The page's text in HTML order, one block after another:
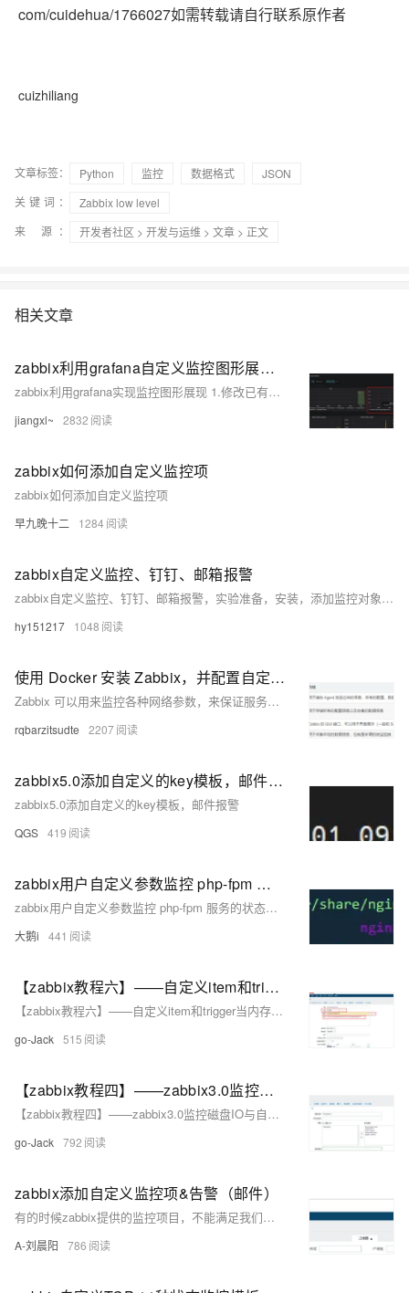
com/cuidehua/1766027如需转载请自行联系原作者
cuizhiliang
文章标签： Python 监控 数据格式
JSON
关键词：
Zabbix low level
来 源：
开发者社区 > 开发与运维 > 文章 > 正文
相关文章
zabbix利用grafana自定义监控图形展现（十一）
zabbix利用grafana实现监控图形展现 1.修改已有的system load监控图像 下面这张图是现在已经有的系统负载监控图，可以看到只有15分钟的负载并没有1分钟和5分钟的负载，我们现在修改一下图形，让他支持1分钟和5分钟的系统负载
jiangxl~ 2832
zabbix如何添加自定义监控项
zabbix如何添加自定义监控项
早九晚十二 1284
zabbix自定义监控、钉钉、邮箱报警
zabbix自定义监控、钉钉、邮箱报警，实验准备，安装，添加监控对象，添加自定义监控项，监控mariadb，监控NGINX，钉钉报警设置，邮件报警
hy151217 1048
使用 Docker 安装 Zabbix，并配置自定义监控项
Zabbix 可以用来监控各种网络参数，来保证服务器和系统的安全运行。并且 Zabbix 还提供了灵活的通知机制，以此来让系统管理员快速定位/解决存在的各种问题。是一个基于 Web 界面提供的分布式系统监控以及网络监控功能的企业级开源解决方案。
rqbarzitsudte 2207
zabbix5.0添加自定义的key模板，邮件报警
zabbix5.0添加自定义的key模板，邮件报警
QGS 419
zabbix用户自定义参数监控 php-fpm 服务的状态及导出模板和自定义参数
zabbix用户自定义参数监控 php-fpm 服务的状态及导出模板和自定义参数
大鹅i 441
【zabbix教程六】——自定义item和trigger当内存不足10%时触发报警
【zabbix教程六】——自定义item和trigger当内存不足10%时触发报警
go-Jack 515
【zabbix教程四】——zabbix3.0监控磁盘IO与自定义模板
【zabbix教程四】——zabbix3.0监控磁盘IO与自定义模板
go-Jack 792
zabbix添加自定义监控项&告警（邮件）
有的时候zabbix提供的监控项目，不能满足我们生产环境下的监控需求，此时我们就要按照zabbix的规范自定义监控项目，来达到监控的目的。
A-刘晨阳 786